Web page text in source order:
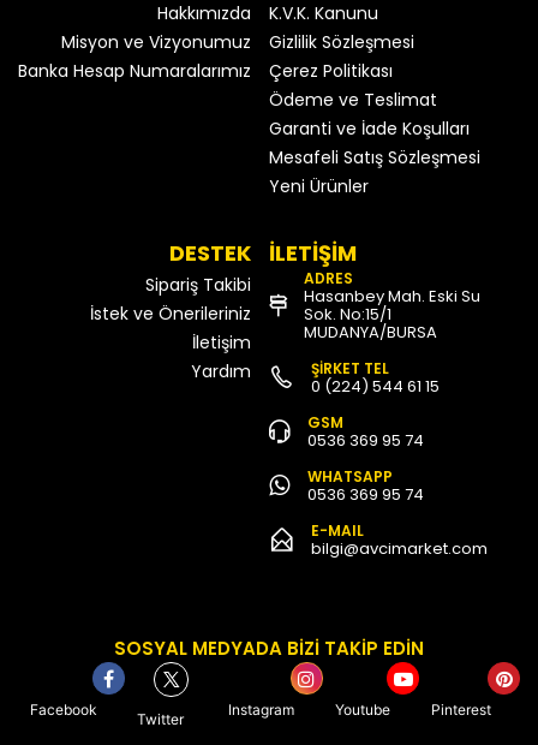
Hakkımızda
Misyon ve Vizyonumuz
Banka Hesap Numaralarımız
K.V.K. Kanunu
Gizlilik Sözleşmesi
Çerez Politikası
Ödeme ve Teslimat
Garanti ve İade Koşulları
Mesafeli Satış Sözleşmesi
Yeni Ürünler
DESTEK
Sipariş Takibi
İstek ve Önerileriniz
İletişim
Yardım
İLETİŞİM
ADRES
Hasanbey Mah. Eski Su
Sok. No:15/1
MUDANYA/BURSA
ŞİRKET TEL
0 (224) 544 61 15
GSM
0536 369 95 74
WHATSAPP
0536 369 95 74
E-MAIL
bilgi@avcimarket.com
SOSYAL MEDYADA BİZİ TAKİP EDİN
Facebook
Twitter
Instagram Youtube Pinterest